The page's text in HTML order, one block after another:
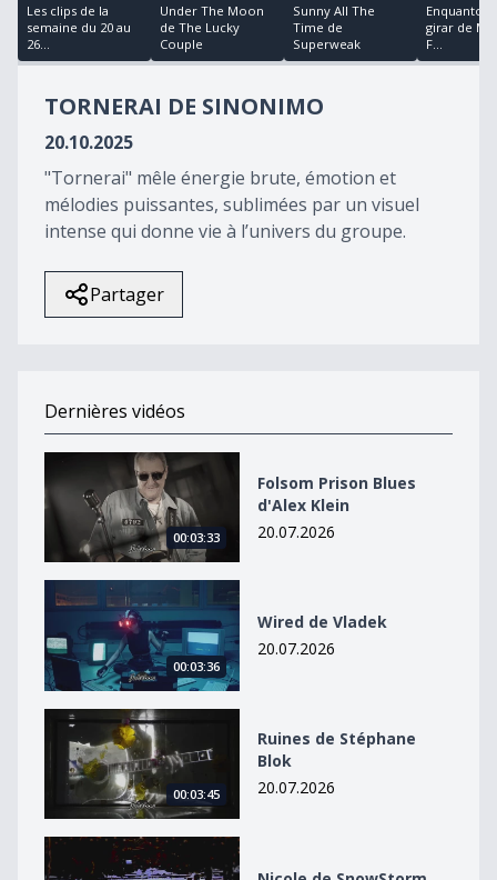
22
minutes,
53
seconds
Les clips de la
semaine du 20 au
26...
Under The Moon
de The Lucky
Couple
Sunny All The
Time de
Superweak
Enquanto
girar de
F...
TORNERAI DE SINONIMO
20.10.2025
"Tornerai" mêle énergie brute, émotion et
mélodies puissantes, sublimées par un visuel
intense qui donne vie à l’univers du groupe.
Partager
Dernières vidéos
Folsom Prison Blues d&#039;Alex Klein
00:03:33
Folsom Prison Blues
d'Alex Klein
20.07.2026
Wired de Vladek
00:03:36
Wired de Vladek
20.07.2026
Ruines de Stéphane Blok
00:03:45
Ruines de Stéphane
Blok
20.07.2026
Nicole de SnowStorm